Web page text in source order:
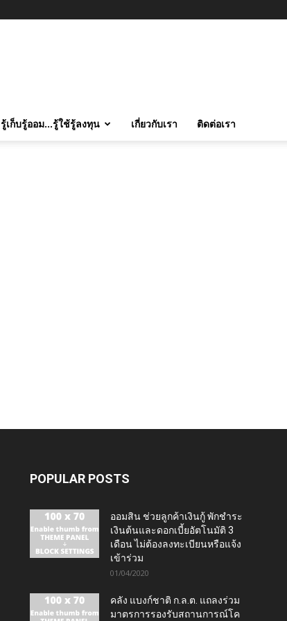
รู้เก็บรู้ออม…รู้ใช้รู้ลงทุน เกี่ยวกับเรา ติดต่อเรา
POPULAR POSTS
ออมสิน ช่วยลูกค้าเงินกู้ พักชำระ
เงินต้นและดอกเบี้ยอัตโนมัติ 3
เดือน ไม่ต้องลงทะเบียนหรือแจ้ง
เข้าร่วม
01/04/2020
คลัง แบงก์ชาติ ก.ล.ต. แถลงร่วม
มาตรการรองรับสถานการณ์โค